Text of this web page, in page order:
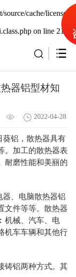
cache/
on line 217
器铝型材知
2022-04-28
葵铝，散热器具有
。加工的散热器表
耐磨性能和美丽的
器、电脑散热器铝
文件等等。散热器
机械、汽车、电
机车车辆和其他行
铸铝两种方式。其